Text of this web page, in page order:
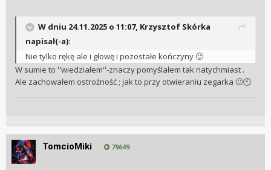
W dniu 24.11.2025 o 11:07, Krzysztof Skórka
napisał(-a):
Nie tylko rękę ale i głowę i pozostałe kończyny 🙂
W sumie to ''wiedziałem''-znaczy pomyślałem tak natychmiast .
Ale zachowałem ostrożność ; jak to przy otwieraniu zegarka 🙂🕙
TomcioMiki 79649